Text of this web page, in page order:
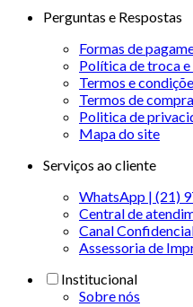
Perguntas e Respostas
Formas de
Política de troca
Termos e
Termos de
Politica de
Mapa do site
Serviços ao cliente
WhatsApp | (21)
Central de
Canal
Assessoria de
Institucional
Sobre nós